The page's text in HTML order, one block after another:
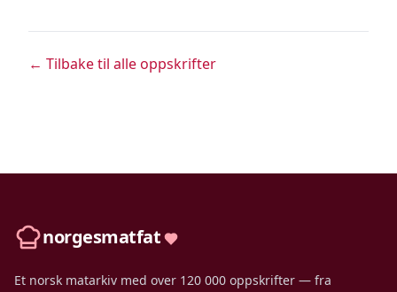
← Tilbake til alle oppskrifter
norgesmatfat
Et norsk matarkiv med over 120 000 oppskrifter — fra